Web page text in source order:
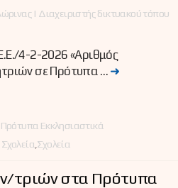
| Διαχειριστής δικτυακού τόπου
4-2-2026 «Αριθμός
σε Πρότυπα … ➜
Πρότυπα Εκκλησιαστικά
Σχολεία
τριών στα Πρότυπα